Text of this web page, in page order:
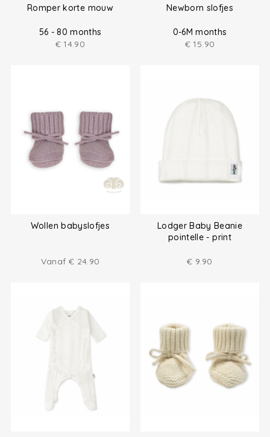
Romper korte mouw
56 - 80 months
€ 14.90
Newborn slofjes
0-6M months
€ 15.90
Wollen babyslofjes
Vanaf € 24.90
Lodger Baby Beanie
pointelle - print
€ 9.90